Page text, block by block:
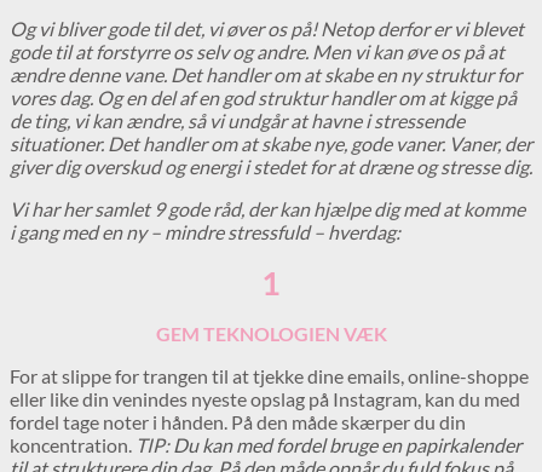
Og vi bliver gode til det, vi øver os på! Netop derfor er vi blevet
gode til at forstyrre os selv og andre. Men vi kan øve os på at
ændre denne vane. Det handler om at skabe en ny struktur for
vores dag. Og en del af en god struktur handler om at kigge på
de ting, vi kan ændre, så vi undgår at havne i stressende
situationer. Det handler om at skabe nye, gode vaner. Vaner, der
giver dig overskud og energi i stedet for at dræne og stresse dig.
Vi har her samlet 9 gode råd, der kan hjælpe dig med at komme
i gang med en ny – mindre stressfuld – hverdag:
1
GEM TEKNOLOGIEN VÆK
For at slippe for trangen til at tjekke dine emails, online-shoppe
eller like din venindes nyeste opslag på Instagram, kan du med
fordel tage noter i hånden. På den måde skærper du din
koncentration. TIP:Du kan med fordel bruge en papirkalender